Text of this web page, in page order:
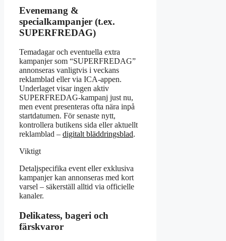
Evenemang &
specialkampanjer (t.ex.
SUPERFREDAG)
Temadagar och eventuella extra
kampanjer som “SUPERFREDAG”
annonseras vanligtvis i veckans
reklamblad eller via ICA-appen.
Underlaget visar ingen aktiv
SUPERFREDAG-kampanj just nu,
men event presenteras ofta nära inpå
startdatumen. För senaste nytt,
kontrollera butikens sida eller aktuellt
reklamblad – digitalt bläddringsblad.
Viktigt
Detaljspecifika event eller exklusiva
kampanjer kan annonseras med kort
varsel – säkerställ alltid via officielle
kanaler.
Delikatess, bageri och
färskvaror